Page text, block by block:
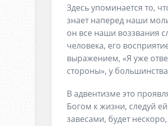
Здесь упоминается то,
знает наперед наши
он все наши воззвания
человека, его
выражением, «Я уже
стороны», у
В адвентизме это
Богом к жизни, следуй
завесами, будет